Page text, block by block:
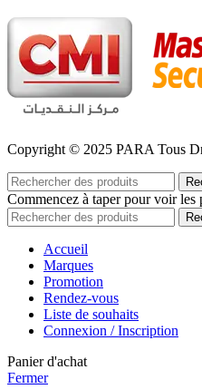
Copyright © 2025 PARA Tous
Commencez à taper pour voir les
Accueil
Marques
Promotion
Rendez-vous
Liste de souhaits
Connexion / Inscription
Panier d'achat
Fermer